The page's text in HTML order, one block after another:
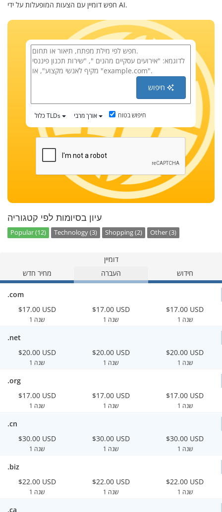
חפש דומיין עם הצעות המופעלות על ידי AI.
חיפוש
כלול TLDs אורך מרבי חיפוש בטוח
עיון בסיומות לפי קטגוריה
Popular (12) Technology (3) Shopping (2) Other (3)
דומיין
מחיר חדש
העברה חידוש
.com
$17.00 USD
1 שנה
$17.00 USD
1 שנה
$17.00 USD
1 שנה
.net
$20.00 USD
1 שנה
$20.00 USD
1 שנה
$20.00 USD
1 שנה
.org
$17.00 USD
1 שנה
$17.00 USD
1 שנה
$17.00 USD
1 שנה
.cn
$30.00 USD
1 שנה
$30.00 USD
1 שנה
$30.00 USD
1 שנה
.biz
$22.00 USD
1 שנה
$22.00 USD
1 שנה
$22.00 USD
1 שנה
.ca